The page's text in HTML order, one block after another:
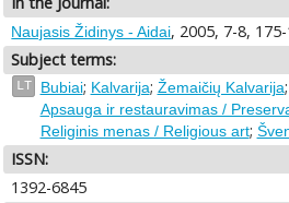
Naujasis Židinys - Aidai, 2005, 7-8,
Subject terms:
LT Bubiai; Kalvarija; Žemaičių Kalvarija;
Apsauga ir restauravimas /
Religinis menas / Religious art;
ISSN:
1392-6845